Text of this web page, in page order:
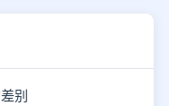
别